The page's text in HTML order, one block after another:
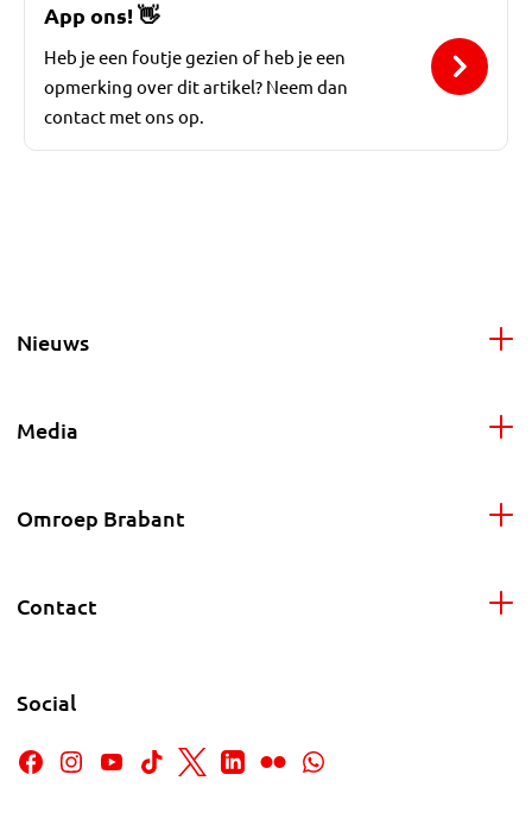
App ons!👋
Heb je een foutje gezien of heb je een
opmerking over dit artikel? Neem dan
contact met ons op.
Nieuws
Media
Omroep Brabant
Contact
Social